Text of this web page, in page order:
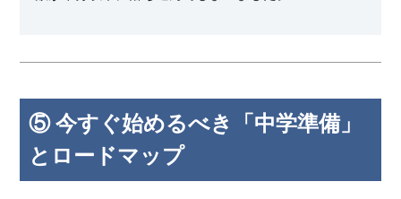
⑤ 今すぐ始めるべき「中学準備」
とロードマップ